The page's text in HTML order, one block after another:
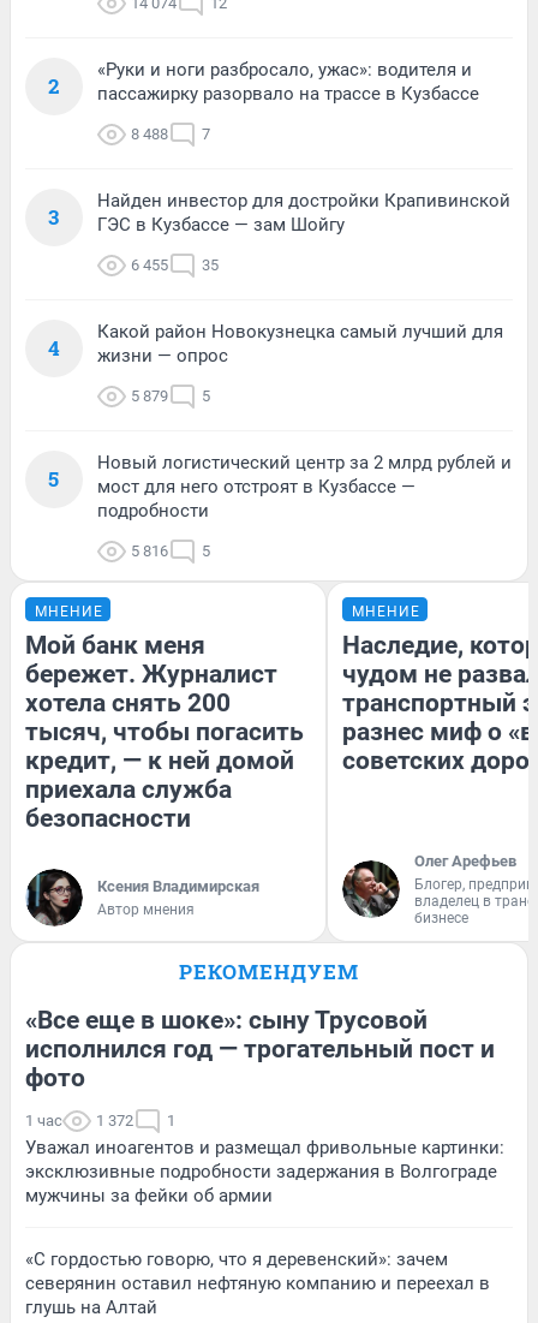
2
«Руки и ноги разбросало, ужас»: водителя и
пассажирку разорвало на трассе в Кузбассе
8 488 7
3
Найден инвестор для достройки Крапивинской
ГЭС в Кузбассе — зам Шойгу
6 455 35
4
Какой район Новокузнецка самый лучший для
жизни — опрос
5 879 5
5
Новый логистический центр за 2 млрд рублей и
мост для него отстроят в Кузбассе —
подробности
5 816 5
МНЕНИЕ
Мой банк меня
бережет. Журналист
хотела снять 200
тысяч, чтобы погасить
кредит, — к ней домой
приехала служба
безопасности
Ксения Владимирская
Автор мнения
МНЕНИЕ
Наследие,
чудом не
транспортный
разнес миф о
советских
Олег Арефьев
Блогер,
владелец в
бизнесе
РЕКОМЕНДУЕМ
«Все еще в шоке»: сыну Трусовой
исполнился год — трогательный пост и
фото
1 час 1 372 1
Уважал иноагентов и размещал фривольные картинки:
эксклюзивные подробности задержания в Волгограде
мужчины за фейки об армии
«С гордостью говорю, что я деревенский»: зачем
северянин оставил нефтяную компанию и переехал в
глушь на Алтай